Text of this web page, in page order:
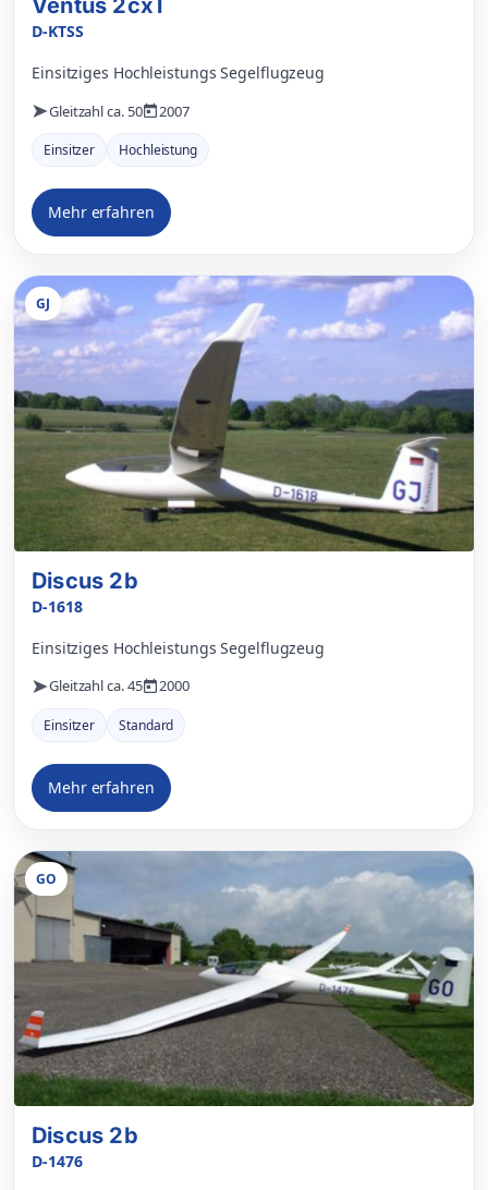
Ventus 2cxT
D-KTSS
Einsitziges Hochleistungs Segelflugzeug
Gleitzahl ca. 50 2007
Einsitzer Hochleistung
Mehr erfahren
GJ
Discus 2b
D-1618
Einsitziges Hochleistungs Segelflugzeug
Gleitzahl ca. 45 2000
Einsitzer Standard
Mehr erfahren
GO
Discus 2b
D-1476